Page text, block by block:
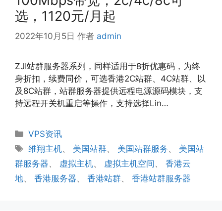
选，1120元/月起
2022年10月5日 作者 admin
ZJI站群服务器系列，同样适用于8折优惠码，为终
身折扣，续费同价，可选香港2C站群、4C站群、以
及8C站群，站群服务器提供远程电源源码模块，支
持远程开关机重启等操作，支持选择Lin…
分
类
VPS资讯
标
签
维翔主机、 美国站群、 美国站群服务、 美国站
群服务器、 虚拟主机、 虚拟主机空间、 香港云
地、 香港服务器、 香港站群、 香港站群服务器